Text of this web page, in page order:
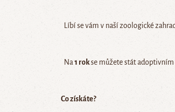
Líbí se vám v naší zoologické
Na 1 rokse můžete stát
Co získáte?